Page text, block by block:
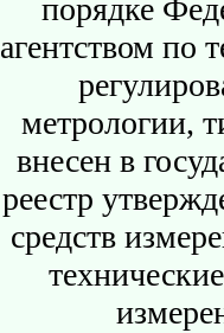
порядке
агентством по
метрологии,
внесен в
реестр
средств